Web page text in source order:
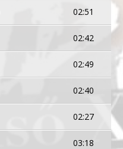
02:51
02:42
02:49
02:40
02:27
03:18